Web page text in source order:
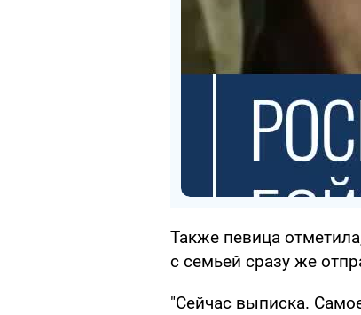
Также певица
с семьей сразу же
"Сейчас выписка.